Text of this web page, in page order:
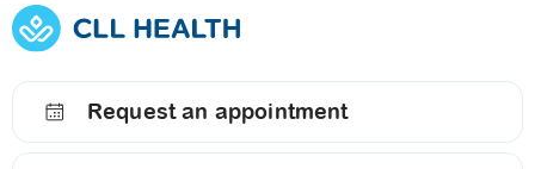
Request an appointment